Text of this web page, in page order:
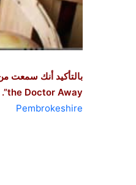
the Doctor Away”.
Pembrokeshire